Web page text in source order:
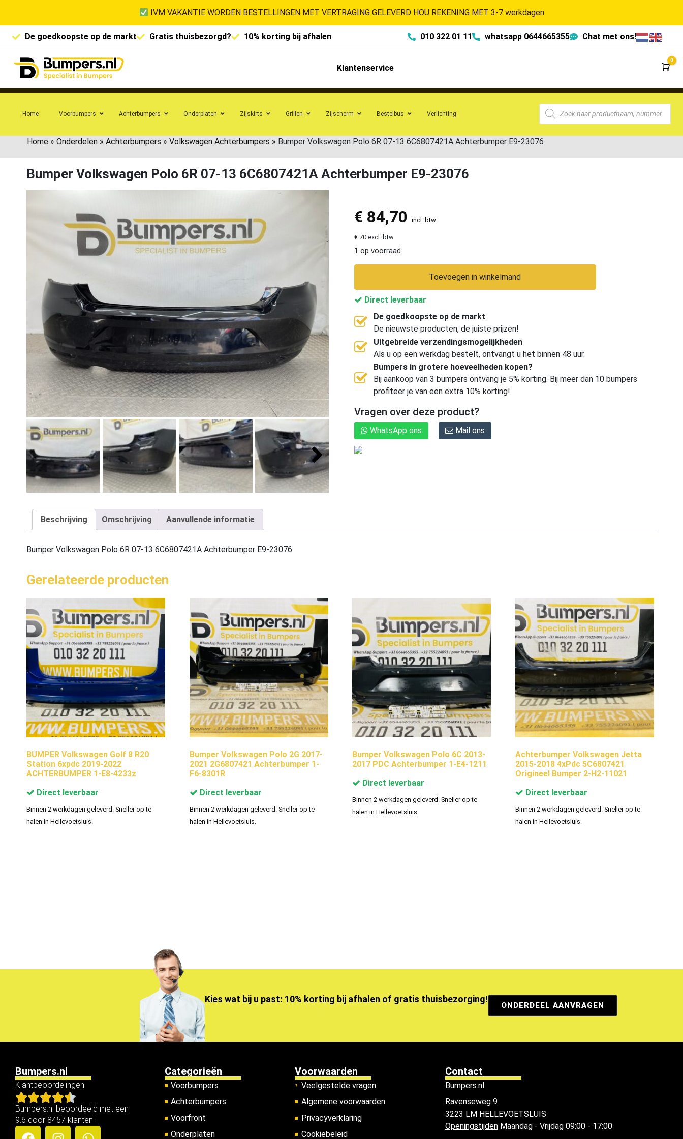
IVM VAKANTIE WORDEN BESTELLINGEN MET VERTRAGING GELEVERD HOU REKENING MET 3-7 werkdagen
De goedkoopste op de markt Gratis thuisbezorgd? 10% korting bij afhalen 010 322 01 11 whatsapp 0644665355 Chat met ons!
Klantenservice
0
Home Voorbumpers Achterbumpers Onderplaten Zijskirts Grillen Zijscherm Bestelbus Verlichting
Home » Onderdelen » Achterbumpers » Volkswagen Achterbumpers » Bumper Volkswagen Polo 6R 07-13 6C6807421A Achterbumper E9-23076
Bumper Volkswagen Polo 6R 07-13 6C6807421A Achterbumper E9-23076
€ 84,70 incl. btw
€ 70 excl. btw
1 op voorraad
Toevoegen in winkelmand
Direct leverbaar
De goedkoopste op de markt
De nieuwste producten, de juiste prijzen!
Uitgebreide verzendingsmogelijkheden
Als u op een werkdag bestelt, ontvangt u het binnen 48 uur.
Bumpers in grotere hoeveelheden kopen?
Bij aankoop van 3 bumpers ontvang je 5% korting. Bij meer dan 10 bumpers
profiteer je van een extra 10% korting!
Vragen over deze product?
WhatsApp ons Mail ons
Beschrijving Omschrijving Aanvullende informatie
Bumper Volkswagen Polo 6R 07-13 6C6807421A Achterbumper E9-23076
Gerelateerde producten
BUMPER Volkswagen Golf 8 R20
Station 6xpdc 2019-2022
ACHTERBUMPER 1-E8-4233z
Direct leverbaar
Binnen 2 werkdagen geleverd. Sneller op te
halen in Hellevoetsluis.
Bumper Volkswagen Polo 2G 2017-
2021 2G6807421 Achterbumper 1-
F6-8301R
Direct leverbaar
Binnen 2 werkdagen geleverd. Sneller op te
halen in Hellevoetsluis.
Bumper Volkswagen Polo 6C 2013-
2017 PDC Achterbumper 1-E4-1211
Direct leverbaar
Binnen 2 werkdagen geleverd. Sneller op te
halen in Hellevoetsluis.
Achterbumper Volkswagen Jetta
2015-2018 4xPdc 5C6807421
Origineel Bumper 2-H2-11021
Direct leverbaar
Binnen 2 werkdagen geleverd. Sneller op te
halen in Hellevoetsluis.
Kies wat bij u past: 10% korting bij afhalen of gratis thuisbezorging!
ONDERDEEL AANVRAGEN
Bumpers.nl
Klantbeoordelingen
Bumpers.nl beoordeeld met een
9.6 door 8457 klanten!
Categorieën
Voorbumpers
Achterbumpers
Voorfront
Onderplaten
Voorwaarden
Veelgestelde vragen
Algemene voorwaarden
Privacyverklaring
Cookiebeleid
Contact
Bumpers.nl
Ravenseweg 9
3223 LM HELLEVOETSLUIS
OpeningstijdenMaandag - Vrijdag 09:00 - 17:00